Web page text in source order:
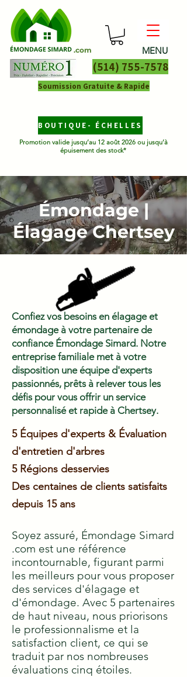
MENU
.com
(514) 755-7578
Soumission Gratuite & Rapide
BOUTIQUE- ÉCHELLES
Promotion valide jusqu’au 12 août 2026 ou jusqu’à
épuisement des stock*
Émondage |
Élagage Chertsey
Confiez vos besoins en élagage et
émondage à votre partenaire de
confiance Émondage Simard. Notre
entreprise familiale met à votre
disposition une équipe d'experts
passionnés, prêts à relever tous les
défis pour vous offrir un service
personnalisé et rapide à Chertsey.
5 Équipes d'experts & Évaluation
d'entretien d'arbres
5 Régions desservies
Des centaines de clients satisfaits
depuis 15 ans
Soyez assuré, Émondage Simard
.com est une référence
incontournable, figurant parmi
les meilleurs pour vous proposer
des services d'élagage et
d'émondage. Avec 5 partenaires
de haut niveau, nous priorisons
le professionnalisme et la
satisfaction client, ce qui se
traduit par nos nombreuses
évaluations cinq étoiles.